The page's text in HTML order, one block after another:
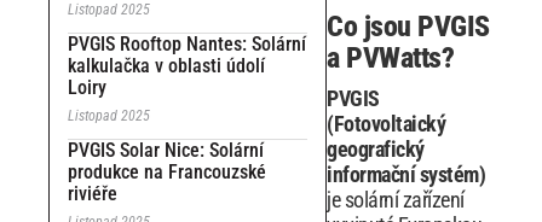
Listopad 2025
PVGIS Rooftop Nantes: Solární
kalkulačka v oblasti údolí
Loiry
Listopad 2025
PVGIS Solar Nice: Solární
produkce na Francouzské
riviéře
Co jsou PVGIS
a PVWatts?
PVGIS
(Fotovoltaický
geografický
informační systém)
je solární zařízení